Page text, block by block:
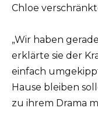
Chloe
„Wir haben
erklärte sie der
einfach
Hause bleiben
zu ihrem Drama